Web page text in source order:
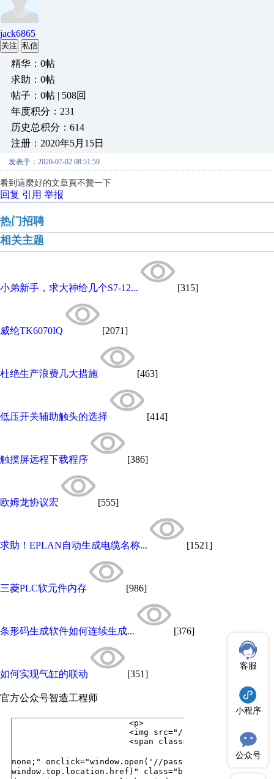
jack6865
关注 私信
精华：0帖
求助：0帖
帖子：0帖 | 508回
年度积分：231
历史总积分：614
注册：2020年5月15日
发表于：2020-07-02 08:51:59
看到這麼好的文章頁不贊一下
回复 引用 举报
热门招聘
相关主题
小弟新手，求大神给几个S7-12... [315]
威纶TK6070IQ [2071]
杜绝生产浪费几大措施 [463]
低压开关辅助触头的选择 [414]
触摸屏远程下载程序 [386]
欧姆龙协议宏 [555]
求助！EPLAN自动生成电缆名称... [1521]
三菱PLC软元件内存 [986]
条形码生成软件如何连续生成... [376]
如何实现气缸的联动 [351]
官方公众号智造工程师
客服
小程序
公众号